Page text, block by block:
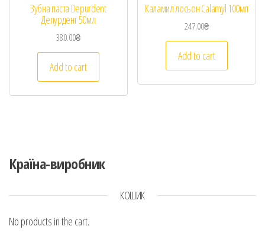
Зубна паста Depurdent
Депурдент 50мл
380.00₴
Add to cart
Каламил лосьон Calamyl 100мл
247.00₴
Add to cart
Країна-виробник
КОШИК
No products in the cart.